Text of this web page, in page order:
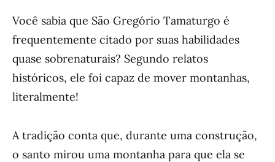
Você sabia que São Gregório Tamaturgo é
frequentemente citado por suas habilidades
quase sobrenaturais? Segundo relatos
históricos, ele foi capaz de mover montanhas,
literalmente!
A tradição conta que, durante uma construção,
o santo mirou uma montanha para que ela se